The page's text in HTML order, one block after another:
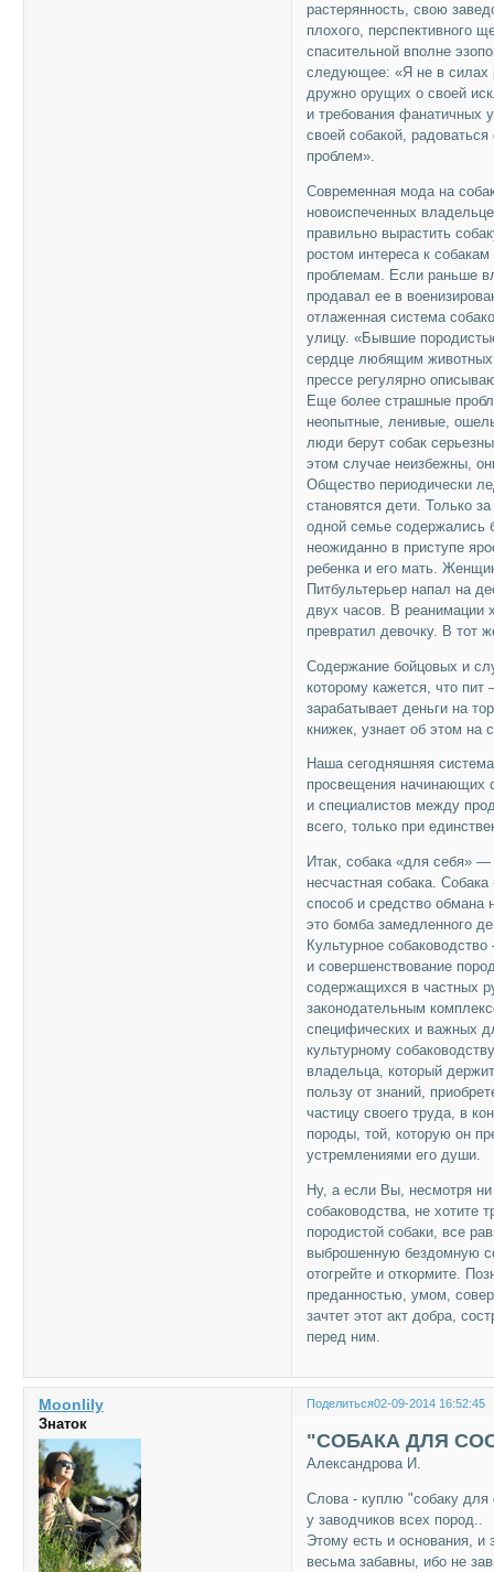
растерянность, свою
плохого, перспективного
спасительной вполне
следующее: «Я не в силах
дружно орущих о своей
и требования фанатичных
своей собакой,
проблем».
Современная мода на
новоиспеченных
правильно вырастить
ростом интереса к
проблемам. Если раньше
продавал ее в
отлаженная система
улицу. «Бывшие
сердце любящим
прессе регулярно
Еще более страшные
неопытные, ленивые,
люди берут собак
этом случае неизбежны,
Общество периодически
становятся дети. Только
одной семье содержались
неожиданно в приступе
ребенка и его мать.
Питбультерьер напал на
двух часов. В реанимации
превратил девочку. В тот
Содержание бойцовых и
которому кажется, что
зарабатывает деньги на
книжек, узнает об этом на
Наша сегодняшняя
просвещения начинающих
и специалистов между
всего, только при
Итак, собака «для себя»
несчастная собака.
способ и средство обмана
это бомба замедленного
Культурное
и совершенствование
содержащихся в частных
законодательным
специфических и важных
культурному
владельца, который
пользу от знаний,
частицу своего труда, в
породы, той, которую он
устремлениями его души.
Ну, а если Вы, несмотря ни
собаководства, не хотите
породистой собаки, все
выброшенную бездомную
отогрейте и откормите.
преданностью, умом,
зачтет этот акт добра,
перед ним.
Поделиться02-09-2014 16:52:45
Moonlily
Знаток
"СОБАКА ДЛЯ
Александрова И.
Слова - куплю "собаку для
у заводчиков всех пород..
Этому есть и основания,
весьма забавны, ибо не